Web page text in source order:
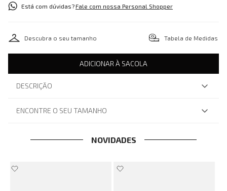
Está com dúvidas?Fale com nossa Personal Shopper
Descubra o seu tamanho Tabela de Medidas
ADICIONAR À SACOLA
DESCRIÇÃO
ENCONTRE O SEU TAMANHO
NOVIDADES